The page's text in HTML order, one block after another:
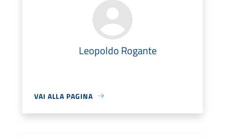
Leopoldo Rogante
VAI ALLA PAGINA